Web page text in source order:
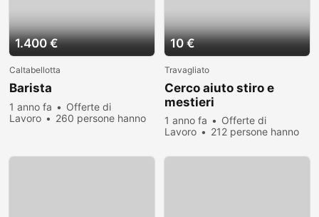
1.400 €
Caltabellotta
Barista
1 anno fa
Offerte di
Lavoro
260 persone hanno
10 €
Travagliato
Cerco aiuto stiro e
mestieri
1 anno fa
Offerte di
Lavoro
212 persone hanno